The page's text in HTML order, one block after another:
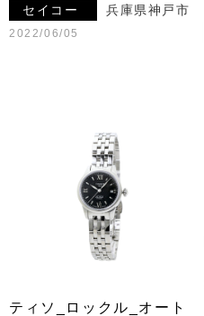
セイコー 兵庫県神戸市
2022/06/05
ティソ_ロックル_オート